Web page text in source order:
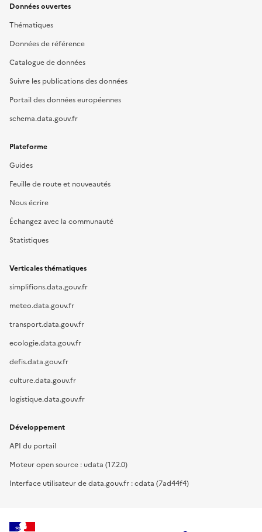
Données ouvertes
Thématiques
Données de référence
Catalogue de données
Suivre les publications des données
Portail des données européennes
schema.data.gouv.fr
Plateforme
Guides
Feuille de route et nouveautés
Nous écrire
Échangez avec la communauté
Statistiques
Verticales thématiques
simplifions.data.gouv.fr
meteo.data.gouv.fr
transport.data.gouv.fr
ecologie.data.gouv.fr
defis.data.gouv.fr
culture.data.gouv.fr
logistique.data.gouv.fr
Développement
API du portail
Moteur open source : udata (17.2.0)
Interface utilisateur de data.gouv.fr : cdata (7ad44f4)